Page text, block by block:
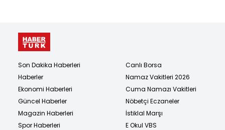
Son Dakika Haberleri
Haberler
Ekonomi Haberleri
Güncel Haberler
Magazin Haberleri
Spor Haberleri
Canlı Borsa
Namaz Vakitleri 2026
Cuma Namazı Vakitleri
Nöbetçi Eczaneler
İstiklal Marşı
E Okul VBS